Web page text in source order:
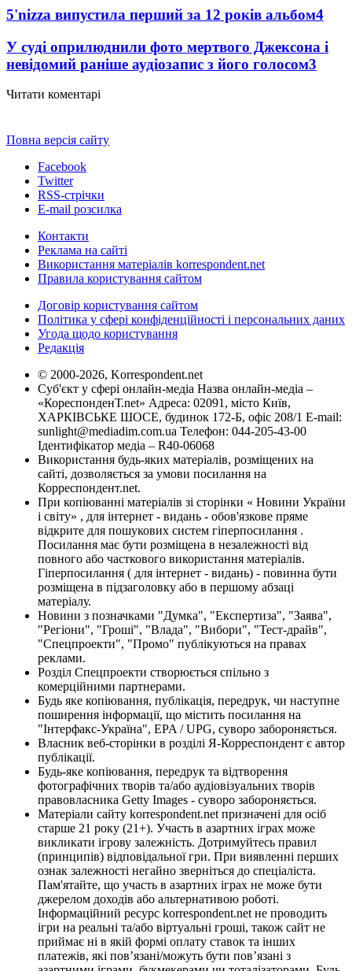
5'nizza випустила перший за 12 років альбом4
У суді оприлюднили фото мертвого Джексона і
невідомий раніше аудіозапис з його голосом3
Читати коментарі
Повна версія сайту
Facebook
Twitter
RSS-стрічки
E-mail розсилка
Контакти
Реклама на сайті
Використання матеріалів korrespondent.net
Правила користування сайтом
Договір користування сайтом
Політика у сфері конфіденційності і персональних даних
Угода щодо користування
Редакція
© 2000-2026, Korrespondent.net
Суб'єкт у сфері онлайн-медіа Назва онлайн-медіа –
«КореспонденТ.net» Адреса: 02091, місто Київ,
ХАРКІВСЬКЕ ШОСЕ, будинок 172-Б, офіс 208/1 E-mail:
sunlight@mediadim.com.ua Телефон: 044-205-43-00
Ідентифікатор медіа – R40-06068
Використання будь-яких матеріалів, розміщених на
сайті, дозволяється за умови посилання на
Корреспондент.net.
При копіюванні матеріалів зі сторінки « Новини України
і світу» , для інтернет - видань - обов'язкове пряме
відкрите для пошукових систем гіперпосилання .
Посилання має бути розміщена в незалежності від
повного або часткового використання матеріалів.
Гіперпосилання ( для інтернет - видань) - повинна бути
розміщена в підзаголовку або в першому абзаці
матеріалу.
Новини з позначками "Думка", "Експертиза", "Заява",
"Регіони", "Гроші", "Влада", "Вибори", "Тест-драйв",
"Спецпроекти", "Промо" публікуються на правах
реклами.
Розділ Спецпроекти створюється спільно з
комерційними партнерами.
Будь яке копіювання, публікація, передрук, чи наступне
поширення інформації, що містить посилання на
"Інтерфакс-Україна", EPA / UPG, суворо забороняється.
Власник веб-сторінки в розділі Я-Корреспондент є автор
публікації.
Будь-яке копіювання, передрук та відтворення
фотографічних творів та/або аудіовізуальних творів
правовласника Getty Images - суворо забороняється.
Матеріали сайту korrespondent.net призначені для осіб
старше 21 року (21+). Участь в азартних іграх може
викликати ігрову залежність. Дотримуйтесь правил
(принципів) відповідальної гри. При виявленні перших
ознак залежності негайно зверніться до спеціаліста.
Пам'ятайте, що участь в азартних іграх не може бути
джерелом доходів або альтернативою роботі.
Інформаційний ресурс korrespondent.net не проводить
ігри на реальні та/або віртуальні гроші, також сайт не
приймає ні в якій формі оплату ставок та інших
платежів, які пов’язані/можуть бути пов’язані з